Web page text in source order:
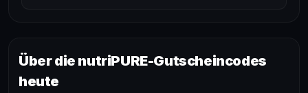
Über die nutriPURE-Gutscheincodes
heute